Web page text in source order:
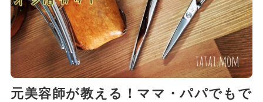
元美容師が教える！ママ・パパでもで